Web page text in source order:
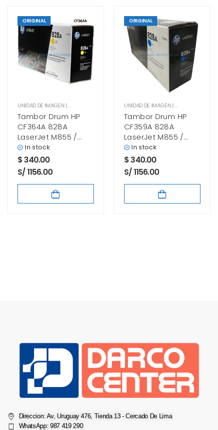
ORIGINAL
UNIDAD DE IMAGEN | DRUM UNIT UNIDAD DE IMAGEN HP
Tambor Drum HP
CF364A 828A
LaserJet M855 /
M880 Amarillo
In stock
$340.00
S/ 1156.00
ORIGINAL
UNIDAD DE IMAGEN | DRUM UNIT
Tambor Drum HP
CF359A 828A
LaserJet M855 /
M880 Cyan
In stock
$340.00
S/ 1156.00
Direccion: Av, Uruguay 476, Tienda 13 - Cercado De Lima
WhatsApp: 987 419 290